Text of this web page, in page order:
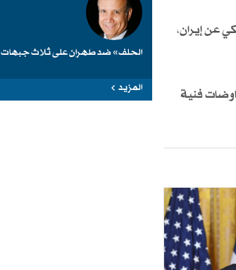
عن إيران،
فنية
الحلف» ضد طهرانَ على ثلاث جبهات
المزيد